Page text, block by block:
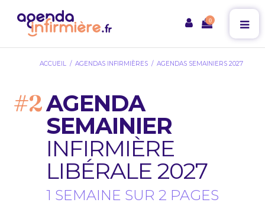
0
ACCUEIL AGENDAS INFIRMIÈRES AGENDAS SEMAINIERS 2027
AGENDA
SEMAINIER
INFIRMIÈRE
LIBÉRALE 2027
1 SEMAINE SUR 2 PAGES